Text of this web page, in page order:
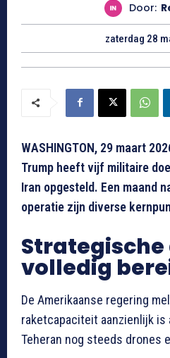
Door:
zaterdag 28
WASHINGTON, 29 maart
Trump heeft vijf militaire
Iran opgesteld. Een maand
operatie zijn diverse
volledig
De Amerikaanse regering
raketcapaciteit aanzienlijk is
Teheran nog steeds drones